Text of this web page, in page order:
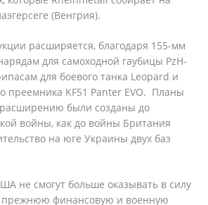
(Венгрия).
расширяется, благодаря 155-мм
для самоходной гаубицы PzH-
для боевого танка Leopard и
преемника KF51 Panter EVO. Планы
были созданы до
войны, как до войны Британия
на юге Украины двух баз
не смогут больше оказывать в силу
прежнюю финансовую и военную